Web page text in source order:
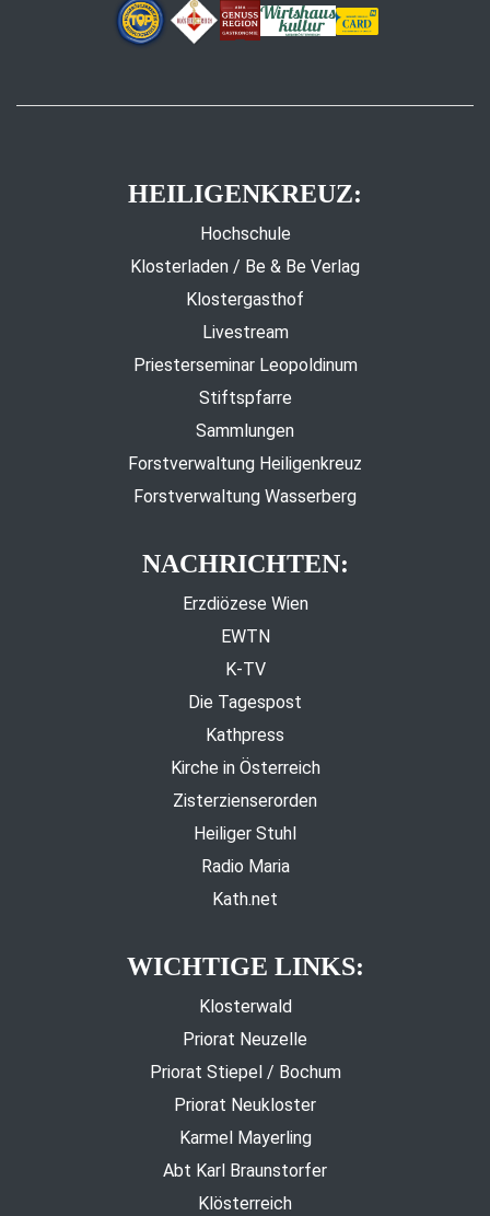
HEILIGENKREUZ:
Hochschule
Klosterladen / Be & Be Verlag
Klostergasthof
Livestream
Priesterseminar Leopoldinum
Stiftspfarre
Sammlungen
Forstverwaltung Heiligenkreuz
Forstverwaltung Wasserberg
NACHRICHTEN:
Erzdiözese Wien
EWTN
K-TV
Die Tagespost
Kathpress
Kirche in Österreich
Zisterzienserorden
Heiliger Stuhl
Radio Maria
Kath.net
WICHTIGE LINKS:
Klosterwald
Priorat Neuzelle
Priorat Stiepel / Bochum
Priorat Neukloster
Karmel Mayerling
Abt Karl Braunstorfer
Klösterreich